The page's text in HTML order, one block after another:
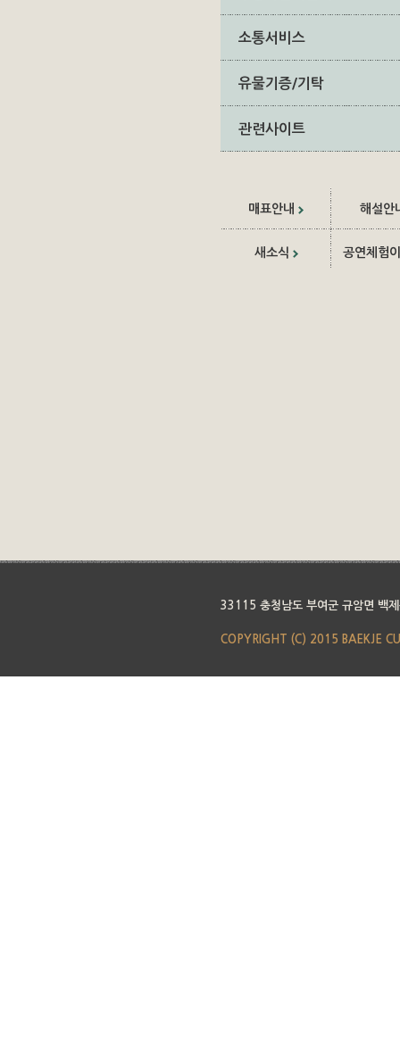
소통서비스
유물기증/기탁
관련사이트
매표안내 해설안
새소식 공연체험
33115 충청남도 부여군 규암면 백
COPYRIGHT (C) 2015 BAEKJE